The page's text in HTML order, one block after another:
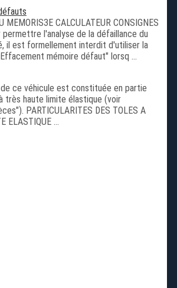
MEMORIS3E CALCULATEUR CONSIGNES
l'analyse de la défaillance du
il est formellement interdit d'utiliser la
mémoire défaut" lorsq ...
ce véhicule est constituée en partie
très haute limite élastique (voir
PARTICULARITES DES TOLES A
ELASTIQUE ...